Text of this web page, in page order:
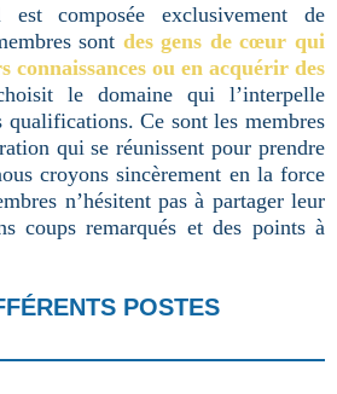
est composée exclusivement de
sont des gens de cœur qui
connaissances ou en acquérir des
le domaine qui l’interpelle
qualifications. Ce sont les membres
qui se réunissent pour prendre
croyons sincèrement en la force
n’hésitent pas à partager leur
coups remarqués et des points à
POSTES